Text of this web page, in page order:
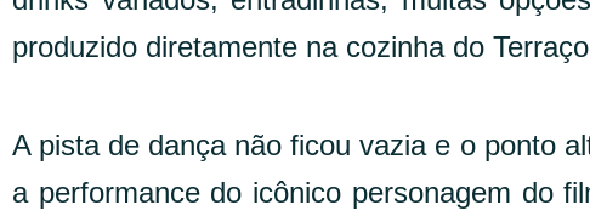
produzido diretamente na cozinha do
A pista de dança não ficou vazia e o ponto
a performance do icônico personagem do